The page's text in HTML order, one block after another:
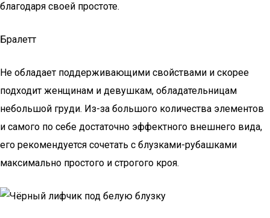
благодаря своей простоте.
Бралетт
Не обладает поддерживающими свойствами и скорее
подходит женщинам и девушкам, обладательницам
небольшой груди. Из-за большого количества элементов
и самого по себе достаточно эффектного внешнего вида,
его рекомендуется сочетать с блузками-рубашками
максимально простого и строгого кроя.